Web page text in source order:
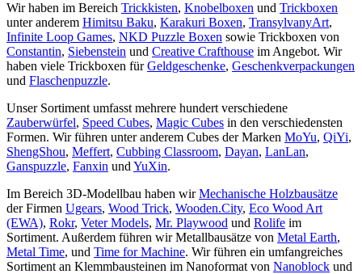
Wir haben im Bereich Trickkisten, Knobelboxen und Trickboxen
unter anderem Himitsu Baku, Karakuri Boxen, TransylvanyArt,
Infinite Loop Games, NKD Puzzle Boxen sowie Trickboxen von
Constantin, Siebenstein und Creative Crafthouse im Angebot. Wir
haben viele Trickboxen fürGeldgeschenke, Geschenkverpackungen
und Flaschenpuzzle.
Unser Sortiment umfasst mehrere hundert verschiedene
Zauberwürfel, Speed Cubes, Magic Cubes in den verschiedensten
Formen. Wir führen unter anderem Cubes der Marken MoYu, QiYi,
ShengShou, Meffert, Cubbing Classroom, Dayan, LanLan,
Ganspuzzle, Fanxin und YuXin.
Im Bereich 3D-Modellbau haben wirMechanische Holzbausätze
der Firmen Ugears, Wood Trick, Wooden.City, Eco Wood Art
(EWA), Rokr, Veter Models, Mr. Playwood und Rolife im
Sortiment. Außerdem führen wir Metallbausätze von Metal Earth,
Metal Time, und Time for Machine. Wir führen ein umfangreiches
Sortiment an Klemmbausteinen im Nanoformat von Nanoblock und